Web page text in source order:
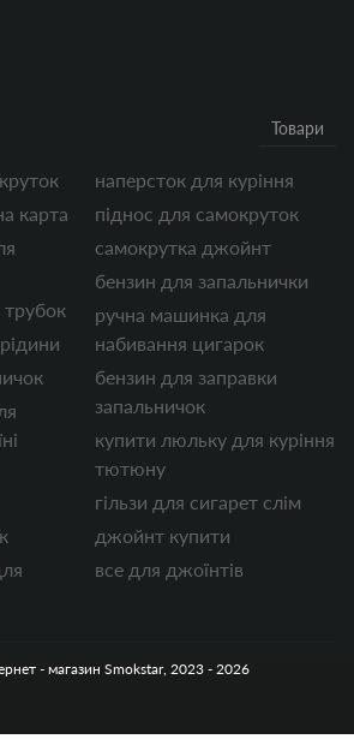
Товари
карта
трубок
наперсток для куріння
піднос для самокруток
самокрутка джойнт
бензин для запальнички
ручна машинка для
набивання цигарок
бензин для заправки
запальничок
купити люльку для куріння
тютюну
гільзи для сигарет слім
джойнт купити
все для джоїнтів
- магазин Smokstar, 2023 - 2026